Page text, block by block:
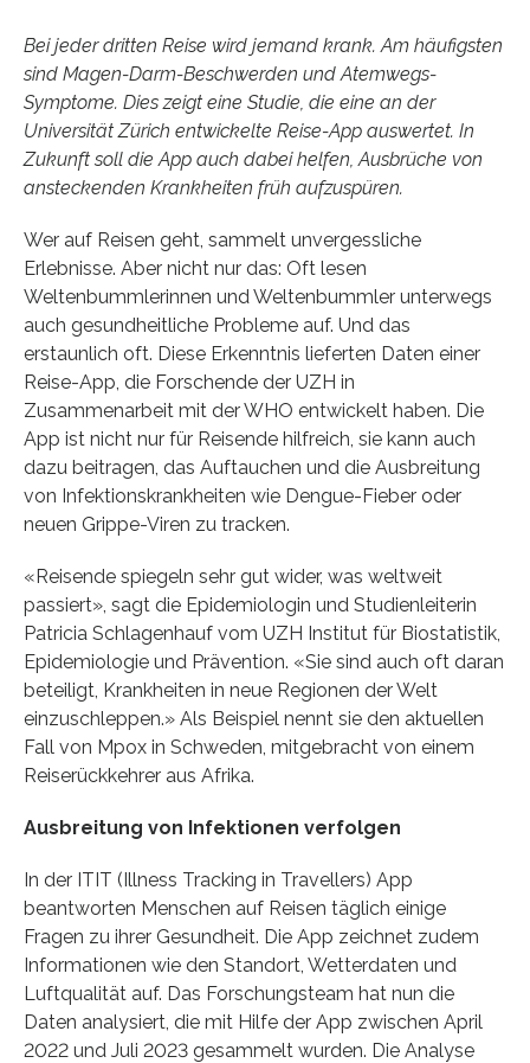
Bei jeder dritten Reise wird jemand krank. Am häufigsten
sind Magen-Darm-Beschwerden und Atemwegs-
Symptome. Dies zeigt eine Studie, die eine an der
Universität Zürich entwickelte Reise-App auswertet. In
Zukunft soll die App auch dabei helfen, Ausbrüche von
ansteckenden Krankheiten früh aufzuspüren.
Wer auf Reisen geht, sammelt unvergessliche
Erlebnisse. Aber nicht nur das: Oft lesen
Weltenbummlerinnen und Weltenbummler unterwegs
auch gesundheitliche Probleme auf. Und das
erstaunlich oft. Diese Erkenntnis lieferten Daten einer
Reise-App, die Forschende der UZH in
Zusammenarbeit mit der WHO entwickelt haben. Die
App ist nicht nur für Reisende hilfreich, sie kann auch
dazu beitragen, das Auftauchen und die Ausbreitung
von Infektionskrankheiten wie Dengue-Fieber oder
neuen Grippe-Viren zu tracken.
«Reisende spiegeln sehr gut wider, was weltweit
passiert», sagt die Epidemiologin und Studienleiterin
Patricia Schlagenhauf vom UZH Institut für Biostatistik,
Epidemiologie und Prävention. «Sie sind auch oft daran
beteiligt, Krankheiten in neue Regionen der Welt
einzuschleppen.» Als Beispiel nennt sie den aktuellen
Fall von Mpox in Schweden, mitgebracht von einem
Reiserückkehrer aus Afrika.
Ausbreitung von Infektionen verfolgen
In der ITIT (Illness Tracking in Travellers) App
beantworten Menschen auf Reisen täglich einige
Fragen zu ihrer Gesundheit. Die App zeichnet zudem
Informationen wie den Standort, Wetterdaten und
Luftqualität auf. Das Forschungsteam hat nun die
Daten analysiert, die mit Hilfe der App zwischen April
2022 und Juli 2023 gesammelt wurden. Die Analyse